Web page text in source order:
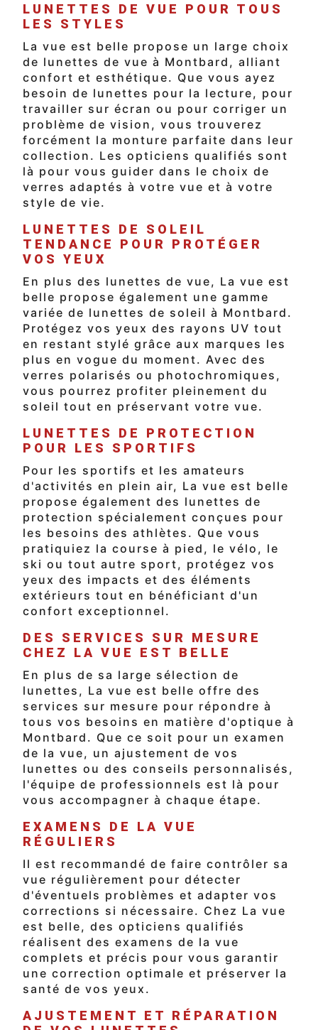
LUNETTES DE VUE POUR TOUS
LES STYLES
La vue est belle propose un large choix
de lunettes de vue à Montbard, alliant
confort et esthétique. Que vous ayez
besoin de lunettes pour la lecture, pour
travailler sur écran ou pour corriger un
problème de vision, vous trouverez
forcément la monture parfaite dans leur
collection. Les opticiens qualifiés sont
là pour vous guider dans le choix de
verres adaptés à votre vue et à votre
style de vie.
LUNETTES DE SOLEIL
TENDANCE POUR PROTÉGER
VOS YEUX
En plus des lunettes de vue, La vue est
belle propose également une gamme
variée de lunettes de soleil à Montbard.
Protégez vos yeux des rayons UV tout
en restant stylé grâce aux marques les
plus en vogue du moment. Avec des
verres polarisés ou photochromiques,
vous pourrez profiter pleinement du
soleil tout en préservant votre vue.
LUNETTES DE PROTECTION
POUR LES SPORTIFS
Pour les sportifs et les amateurs
d'activités en plein air, La vue est belle
propose également des lunettes de
protection spécialement conçues pour
les besoins des athlètes. Que vous
pratiquiez la course à pied, le vélo, le
ski ou tout autre sport, protégez vos
yeux des impacts et des éléments
extérieurs tout en bénéficiant d'un
confort exceptionnel.
DES SERVICES SUR MESURE
CHEZ LA VUE EST BELLE
En plus de sa large sélection de
lunettes, La vue est belle offre des
services sur mesure pour répondre à
tous vos besoins en matière d'optique à
Montbard. Que ce soit pour un examen
de la vue, un ajustement de vos
lunettes ou des conseils personnalisés,
l'équipe de professionnels est là pour
vous accompagner à chaque étape.
EXAMENS DE LA VUE
RÉGULIERS
Il est recommandé de faire contrôler sa
vue régulièrement pour détecter
d'éventuels problèmes et adapter vos
corrections si nécessaire. Chez La vue
est belle, des opticiens qualifiés
réalisent des examens de la vue
complets et précis pour vous garantir
une correction optimale et préserver la
santé de vos yeux.
AJUSTEMENT ET RÉPARATION